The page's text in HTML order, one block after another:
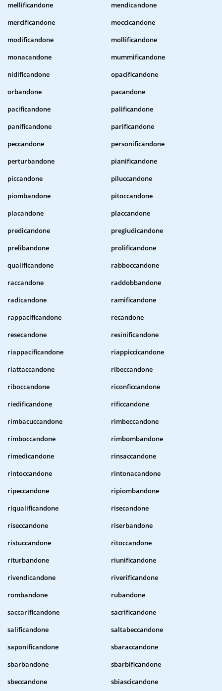
mellificandone
mendicandone
mercificandone
moccicandone
modificandone
mollificandone
monacandone
mummificandone
nidificandone
opacificandone
orbandone
pacandone
pacificandone
palificandone
panificandone
parificandone
peccandone
personificandone
perturbandone
pianificandone
piccandone
piluccandone
piombandone
pitoccandone
placandone
placcandone
predicandone
pregiudicandone
prelibandone
prolificandone
qualificandone
rabboccandone
raccandone
raddobbandone
radicandone
ramificandone
rappacificandone
recandone
resecandone
resinificandone
riappacificandone
riappiccicandone
riattaccandone
ribeccandone
riboccandone
riconficcandone
riedificandone
rificcandone
rimbacuccandone
rimbeccandone
rimboccandone
rimbombandone
rimedicandone
rinsaccandone
rintoccandone
rintonacandone
ripeccandone
ripiombandone
riqualificandone
risecandone
riseccandone
riserbandone
ristuccandone
ritoccandone
riturbandone
riunificandone
rivendicandone
riverificandone
rombandone
rubandone
saccarificandone
sacrificandone
salificandone
saltabeccandone
saponificandone
sbaraccandone
sbarbandone
sbarbificandone
sbeccandone
sbiascicandone